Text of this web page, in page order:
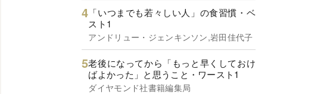
「いつまでも若々しい人」の食習慣・ベ
スト1
アンドリュー・ジェンキンソン,岩田佳代子
老後になってから「もっと早くしておけ
ばよかった」と思うこと・ワースト1
ダイヤモンド社書籍編集局